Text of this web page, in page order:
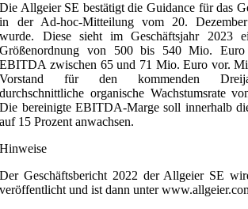
Die Allgeier SE bestätigt die Guidance für das
in der Ad-hoc-Mitteilung vom 20.
wurde. Diese sieht im Geschäftsjahr 2023
Größenordnung von 500 bis 540 Mio. Euro
EBITDA zwischen 65 und 71 Mio. Euro vor.
Vorstand für den kommenden
durchschnittliche organische Wachstumsrate
Die bereinigte EBITDA-Marge soll innerhalb
auf 15 Prozent anwachsen.
Hinweise
Der Geschäftsbericht 2022 der Allgeier SE
veröffentlicht und ist dann unter